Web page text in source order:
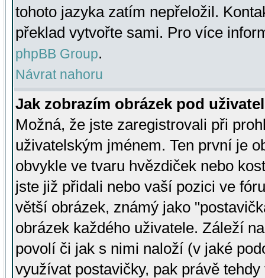
tohoto jazyka zatím nepřeložil.
překlad vytvořte sami. Pro více
phpBB Group.
Návrat nahoru
Jak zobrazím obrázek pod
Možná, že jste zaregistrovali při
uživatelským jménem. Ten první je
obvykle ve tvaru hvězdiček nebo
jste již přidali nebo vaší pozici ve
větší obrázek, známý jako
obrázek každého uživatele. Záleží
povolí či jak s nimi naloží (v jaké
využívat postavičky, pak právě